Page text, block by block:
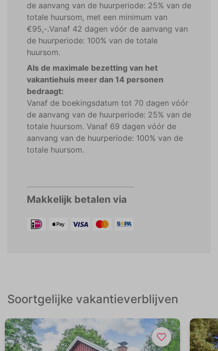
de aanvang van de huurperiode: 25% van de
totale huursom, met een minimum van
€95,-.Vanaf 42 dagen vóór de aanvang van
de huurperiode: 100% van de totale
huursom.
Als de maximale bezetting van het
vakantiehuis meer dan 14 personen
bedraagt:
Vanaf de boekingsdatum tot 70 dagen vóór
de aanvang van de huurperiode: 25% van de
totale huursom. Vanaf 69 dagen vóór de
aanvang van de huurperiode: 100% van de
totale huursom.
Makkelijk betalen via
Soortgelijke vakantieverblijven